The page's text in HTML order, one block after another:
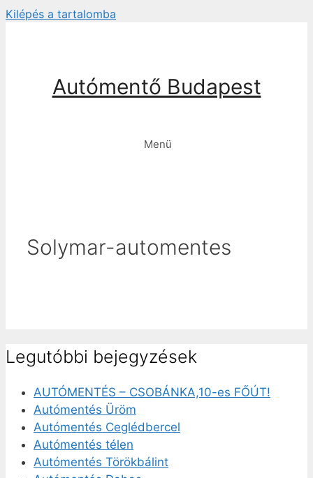
Kilépés a tartalomba
Autómentő Budapest
Menü
Solymar-automentes
Legutóbbi bejegyzések
AUTÓMENTÉS – CSOBÁNKA,10-es FŐÚT!
Autómentés Üröm
Autómentés Ceglédbercel
Autómentés télen
Autómentés Törökbálint